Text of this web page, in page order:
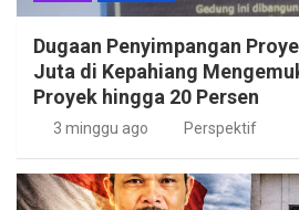
Dugaan Penyimpangan
Juta di Kepahiang
Proyek hingga 20 Persen
3 minggu ago Perspektif